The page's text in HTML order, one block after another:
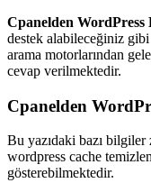
Cpanelden
destek alabileceğiniz
arama motorlarından
cevap verilmektedir.
Cpanelden
Bu yazıdaki bazı
wordpress cache
gösterebilmektedir.